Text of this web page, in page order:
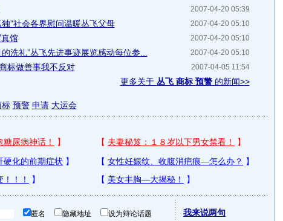
2007-04-20 05:39
2007-04-20 05:10
”社会各界慰问温暖丛飞父母
2007-04-20 05:10
馆
2007-04-20 05:10
洗礼”丛飞先进事迹展览感动每位参...
2007-04-05 11:54
标做善事我不反对
更多关于 丛飞 商标 预警的新闻>>
标 预警 申请 大运会
匿名 隐藏地址 设为辩论话题 我来说两句